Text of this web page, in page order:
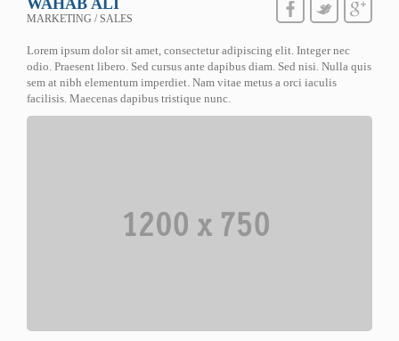
MARKETING / SALES
Lorem ipsum dolor sit amet, consectetur adipiscing elit. Integer nec
odio. Praesent libero. Sed cursus ante dapibus diam. Sed nisi. Nulla quis
sem at nibh elementum imperdiet. Nam vitae metus a orci iaculis
facilisis. Maecenas dapibus tristique nunc.